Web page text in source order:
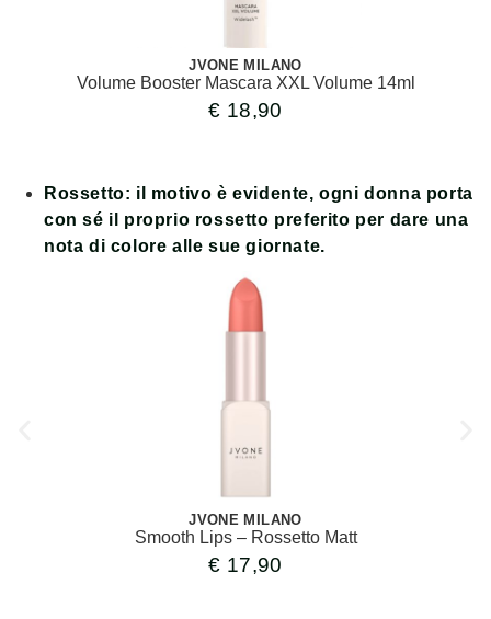
JVONE MILANO
Volume Booster Mascara XXL Volume 14ml
€ 18,90
Rossetto: il motivo è evidente, ogni donna porta
con sé il proprio rossetto preferito per dare una
nota di colore alle sue giornate.
JVONE MILANO
Smooth Lips – Rossetto Matt
€ 17,90